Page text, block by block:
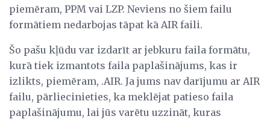
piemēram, PPM vai LZP. Neviens no šiem failu
formātiem nedarbojas tāpat kā AIR faili.
Šo pašu kļūdu var izdarīt ar jebkuru faila formātu,
kurā tiek izmantots faila paplašinājums, kas ir
izlikts, piemēram, .AIR. Ja jums nav darījumu ar AIR
failu, pārliecinieties, ka meklējat patieso faila
paplašinājumu, lai jūs varētu uzzināt, kuras